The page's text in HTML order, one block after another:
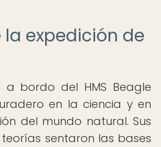
la expedición de
a bordo del HMS Beagle
en la ciencia y en
del mundo natural. Sus
sentaron las bases